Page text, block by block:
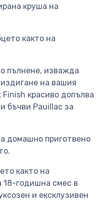
круша на
както на
пълнене, изважда
на вашия
Finish красиво допълва
бъчви Pauillac за
домашно приготвено
както на
18-годишна смес в
и ексклузивен